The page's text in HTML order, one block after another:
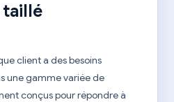
taillé
client a des besoins
une gamme variée de
conçus pour répondre à